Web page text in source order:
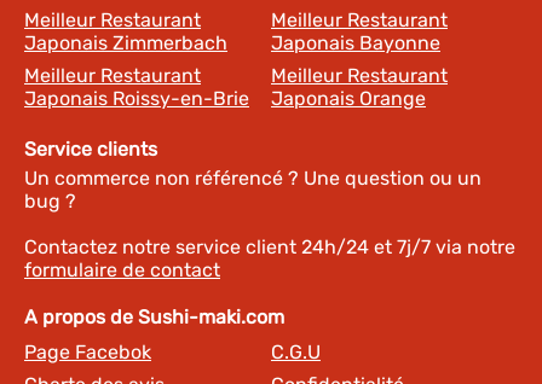
Meilleur Restaurant
Japonais Zimmerbach
Meilleur Restaurant
Japonais Bayonne
Meilleur Restaurant
Japonais Roissy-en-Brie
Meilleur Restaurant
Japonais Orange
Service clients
Un commerce non référencé ? Une question ou un
bug ?
Contactez notre service client 24h/24 et 7j/7 via notre
formulaire de contact
A propos de Sushi-maki.com
Page Facebok
C.G.U